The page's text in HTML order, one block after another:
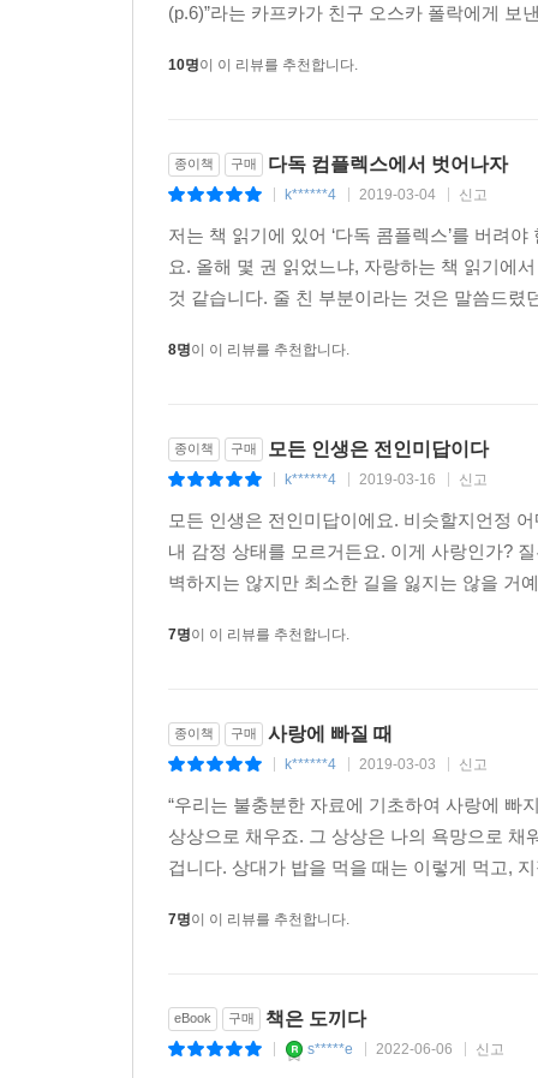
(p.6)”라는 카프카가 친구 오스카 폴락에게
10명이 이 리뷰를 추천합니다.
종이책 구매 다독 컴플렉스에서 벗어나자
k******4 2019-03-04 신고
저는 책 읽기에 있어 ‘다독 콤플렉스’를 버려
요. 올해 몇 권 읽었느냐, 자랑하는 책 읽기에
것 같습니다. 줄 친 부분이라는 것은 말씀드렸
8명이 이 리뷰를 추천합니다.
종이책 구매 모든 인생은 전인미답이다
k******4 2019-03-16 신고
모든 인생은 전인미답이에요. 비슷할지언정
내 감정 상태를 모르거든요. 이게 사랑인가?
벽하지는 않지만 최소한 길을 잃지는 않을 거
7명이 이 리뷰를 추천합니다.
종이책 구매 사랑에 빠질 때
k******4 2019-03-03 신고
“우리는 불충분한 자료에 기초하여 사랑에 빠
상상으로 채우죠. 그 상상은 나의 욕망으로
겁니다. 상대가 밥을 먹을 때는 이렇게 먹고,
7명이 이 리뷰를 추천합니다.
eBook 구매 책은 도끼다
s*****e 2022-06-06 신고